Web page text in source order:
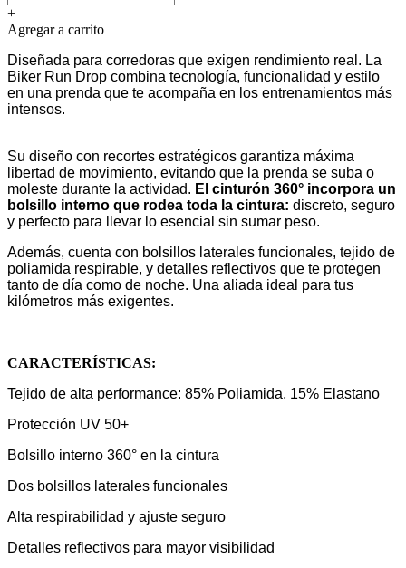
+
Agregar a carrito
Diseñada para corredoras que exigen rendimiento real. La
Biker Run Drop combina tecnología, funcionalidad y estilo
en una prenda que te acompaña en los entrenamientos más
intensos.
Su diseño con recortes estratégicos garantiza máxima
libertad de movimiento, evitando que la prenda se suba o
moleste durante la actividad. El cinturón 360° incorpora un
bolsillo interno que rodea toda la cintura: discreto, seguro
y perfecto para llevar lo esencial sin sumar peso.
Además, cuenta con bolsillos laterales funcionales, tejido de
poliamida respirable, y detalles reflectivos que te protegen
tanto de día como de noche. Una aliada ideal para tus
kilómetros más exigentes.
CARACTERÍSTICAS:
Tejido de alta performance: 85% Poliamida, 15% Elastano
Protección UV 50+
Bolsillo interno 360° en la cintura
Dos bolsillos laterales funcionales
Alta respirabilidad y ajuste seguro
Detalles reflectivos para mayor visibilidad